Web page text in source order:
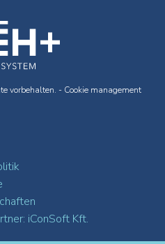
vorbehalten. - Cookie management
iConSoft Kft.